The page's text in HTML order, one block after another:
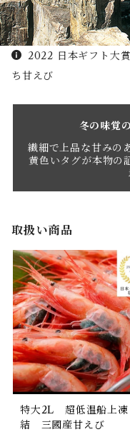
2022 日本ギフト大
ち甘えび
冬の味覚
繊細で上品な甘みの
黄色いタグが本物の
取扱い商品
特大2L 超低温船上凍
結 三國産甘えび